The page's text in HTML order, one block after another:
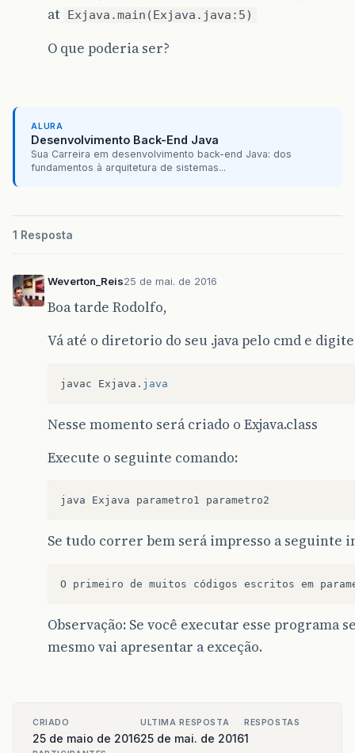
at Exjava.main(Exjava.java:5)
O que poderia ser?
ALURA
Desenvolvimento Back-End Java
Sua Carreira em desenvolvimento back-end Java: dos
fundamentos à arquitetura de sistemas...
1 Resposta
Weverton_Reis25 de mai. de 2016
Boa tarde Rodolfo,
Vá até o diretorio do seu .java pelo cmd e
javac Exjava . java
Nesse momento será criado o Exjava.class
Execute o seguinte comando:
java Exjava parametro1 parametro2
Se tudo correr bem será impresso a seguinte
O primeiro de muitos códigos escritos em
Observação: Se você executar esse programa
mesmo vai apresentar a exceção.
CRIADO
25 de maio de 2016
ULTIMA RESPOSTA
25 de mai. de 2016
RESPOSTAS
1